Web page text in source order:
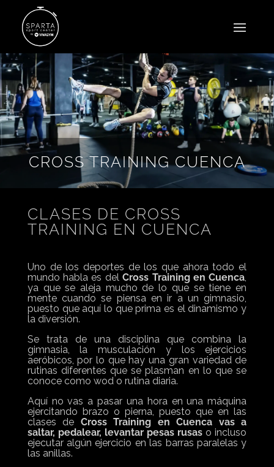
CROSS TRAINING CUENCA
CLASES DE CROSS
TRAINING EN CUENCA
Uno de los deportes de los que ahora todo el
mundo habla es delCross Training en Cuenca,
ya que se aleja mucho de lo que se tiene en
mente cuando se piensa en ir a un gimnasio,
puesto que aquí lo que prima es el dinamismo y
la diversión.
Se trata de una disciplina que combina la
gimnasia, la musculación y los ejercicios
aeróbicos, por lo que hay una gran variedad de
rutinas diferentes que se plasman en lo que se
conoce como wod o rutina diaria.
Aquí no vas a pasar una hora en una máquina
ejercitando brazo o pierna, puesto que en las
clases de Cross Training en Cuenca vas a
saltar, pedalear, levantar pesas rusas o incluso
ejecutar algún ejercicio en las barras paralelas y
las anillas.